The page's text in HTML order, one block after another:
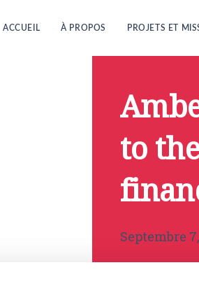
ACCUEIL À PROPOS PROJETS ET
to
Septembre